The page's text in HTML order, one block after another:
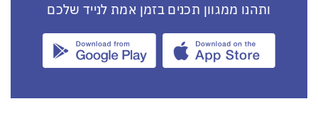
ותהנו ממגוון תכנים בזמן אמת לנייד שלכם